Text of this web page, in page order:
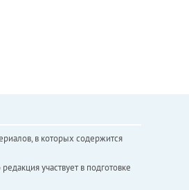
в которых содержится
участвует в подготовке